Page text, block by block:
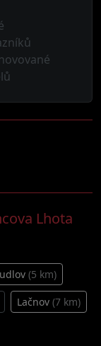
Lhota
(5 km)
Lačnov (7 km)